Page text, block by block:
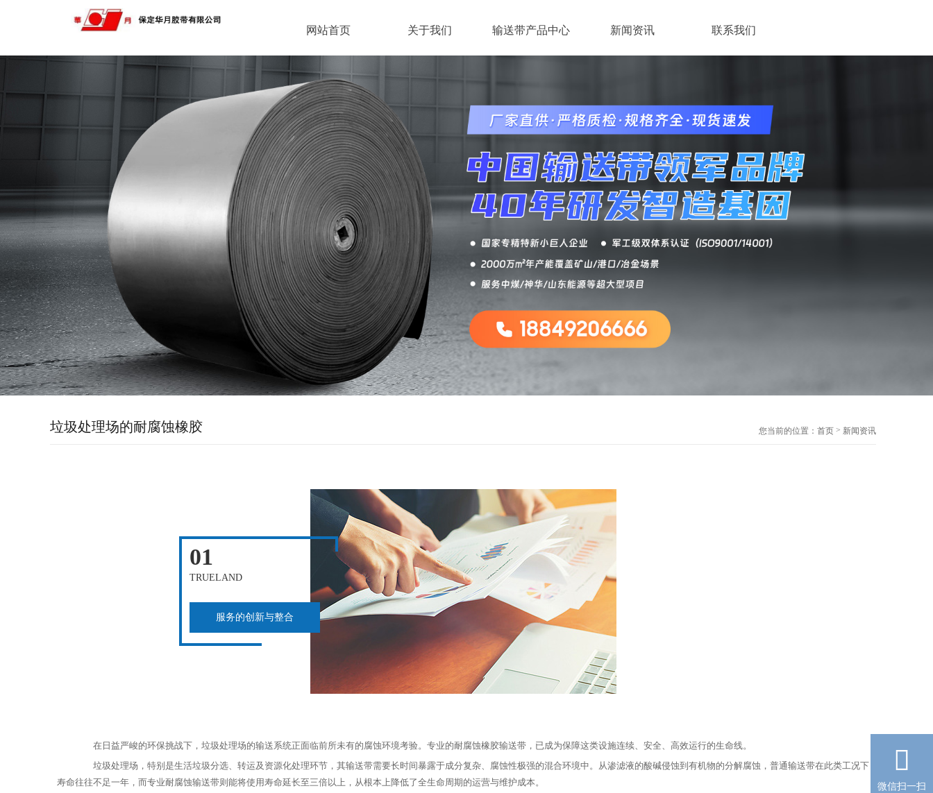
网站首页 关于我们 输送带产品中心 新闻资讯 联系我们
垃圾处理场的耐腐蚀橡胶
您当前的位置： 首页 > 新闻资讯
01
TRUELAND
服务的创新与整合
在日益严峻的环保挑战下，垃圾处理场的输送系统正面临前所未有的腐蚀环境考验。专业的耐腐蚀橡胶输送带，已成为保障这类设施连续、安全、高效运行的生命线。
垃圾处理场，特别是生活垃圾分选、转运及资源化处理环节，其输送带需要长时间暴露于成分复杂、腐蚀性极强的混合环境中。从渗滤液的酸碱侵蚀到有机物的分解腐蚀，普通输送带在此类工况下
寿命往往不足一年，而专业耐腐蚀输送带则能将使用寿命延长至三倍以上，从根本上降低了全生命周期的运营与维护成本。

微信扫一扫